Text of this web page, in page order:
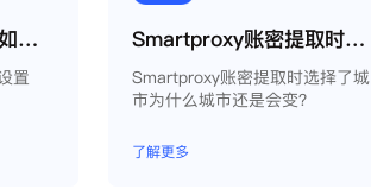
Win10丨搜狗浏览器如何设置HTTP代理？
置
Smartproxy账密提取时选择了城市为什么城市还是会变？
Smartproxy账密提取时选择了城
市为什么城市还是会变？
了解更多